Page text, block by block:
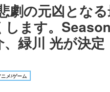
劇の元凶とな
します。
緑川 光が決
ニメ/ゲーム